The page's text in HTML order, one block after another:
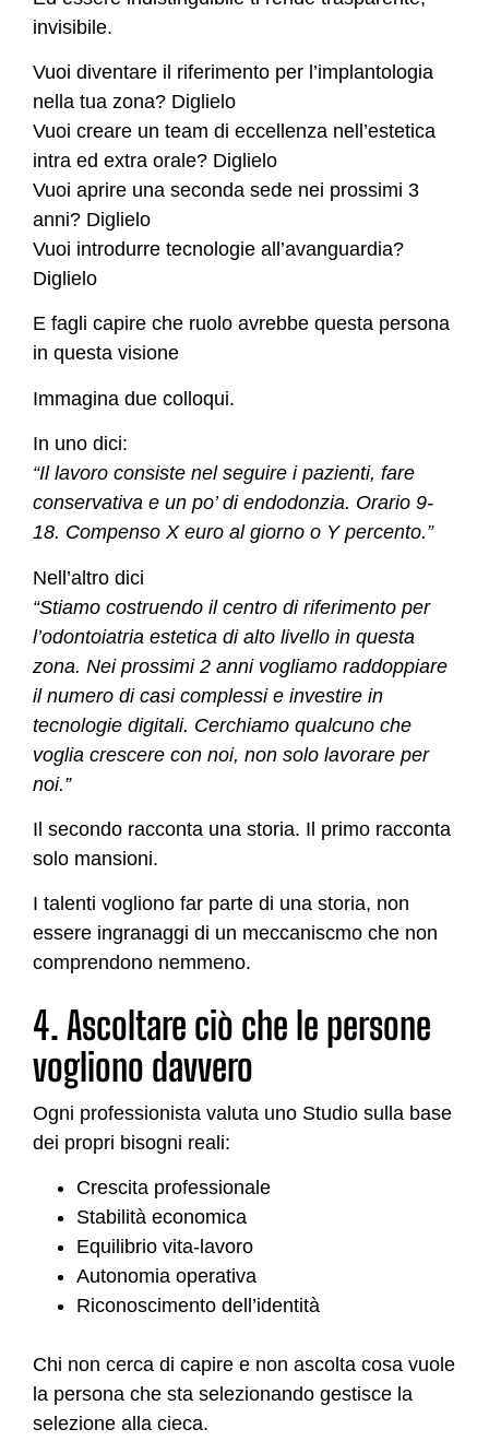
invisibile.
Vuoi diventare il riferimento per l’implantologia
nella tua zona? Diglielo
Vuoi creare un team di eccellenza nell’estetica
intra ed extra orale? Diglielo
Vuoi aprire una seconda sede nei prossimi 3
anni? Diglielo
Vuoi introdurre tecnologie all’avanguardia?
Diglielo
E fagli capire che ruolo avrebbe questa persona
in questa visione
Immagina due colloqui.
In uno dici:
“Il lavoro consiste nel seguire i pazienti, fare
conservativa e un po’ di endodonzia. Orario 9-
18. Compenso X euro al giorno o Y percento.”
Nell’altro dici
“Stiamo costruendo il centro di riferimento per
l’odontoiatria estetica di alto livello in questa
zona. Nei prossimi 2 anni vogliamo raddoppiare
il numero di casi complessi e investire in
tecnologie digitali. Cerchiamo qualcuno che
voglia crescere con noi, non solo lavorare per
noi.”
Il secondo racconta una storia. Il primo racconta
solo mansioni.
I talenti vogliono far parte di una storia, non
essere ingranaggi di un meccaniscmo che non
comprendono nemmeno.
4. Ascoltare ciò che le persone
vogliono davvero
Ogni professionista valuta uno Studio sulla base
dei propri bisogni reali:
Crescita professionale
Stabilità economica
Equilibrio vita-lavoro
Autonomia operativa
Riconoscimento dell’identità
Chi non cerca di capire e non ascolta cosa vuole
la persona che sta selezionando gestisce la
selezione alla cieca.